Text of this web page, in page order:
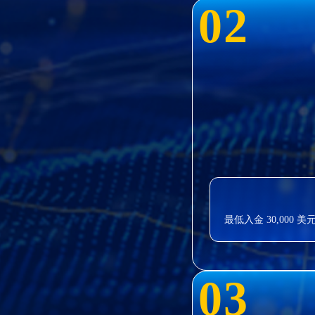
02
最低入金 30,000 美
03